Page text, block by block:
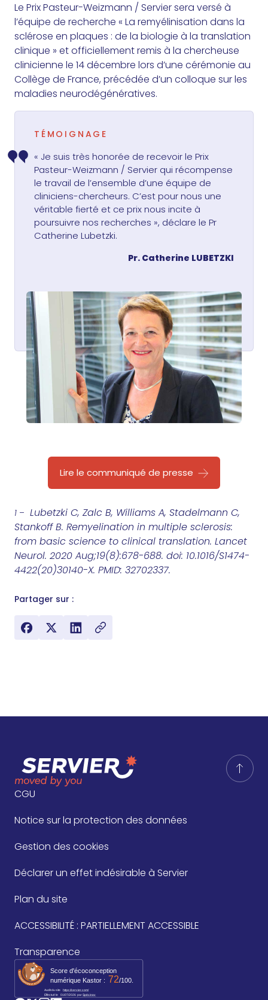
Le Prix Pasteur-Weizmann / Servier sera versé à
l’équipe de recherche « La remyélinisation dans la
sclérose en plaques : de la biologie à la translation
clinique » et officiellement remis à la chercheuse
clinicienne le 14 décembre lors d’une cérémonie au
Collège de France, précédée d’un colloque sur les
maladies neurodégénératives.
TÉMOIGNAGE
« Je suis très honorée de recevoir le Prix
Pasteur-Weizmann / Servier qui récompense
le travail de l’ensemble d’une équipe de
cliniciens-chercheurs. C’est pour nous une
véritable fierté et ce prix nous incite à
poursuivre nos recherches », déclare le Pr
Catherine Lubetzki.
Pr. Catherine LUBETZKI
Lire le communiqué de presse
1 – Lubetzki C, Zalc B, Williams A, Stadelmann C,
Stankoff B. Remyelination in multiple sclerosis:
from basic science to clinical translation. Lancet
Neurol. 2020 Aug;19(8):678-688. doi: 10.1016/S1474-
4422(20)30140-X. PMID: 32702337.
Partager sur :
CGU
Notice sur la protection des données
Gestion des cookies
Déclarer un effet indésirable à Servier
Plan du site
ACCESSIBILITÉ : PARTIELLEMENT ACCESSIBLE
Transparence
Score d'écoconception
numérique Kastor : 72/100.
Audit du site https://servier.com/
Effectué le 01/07/2026 par Spécinov